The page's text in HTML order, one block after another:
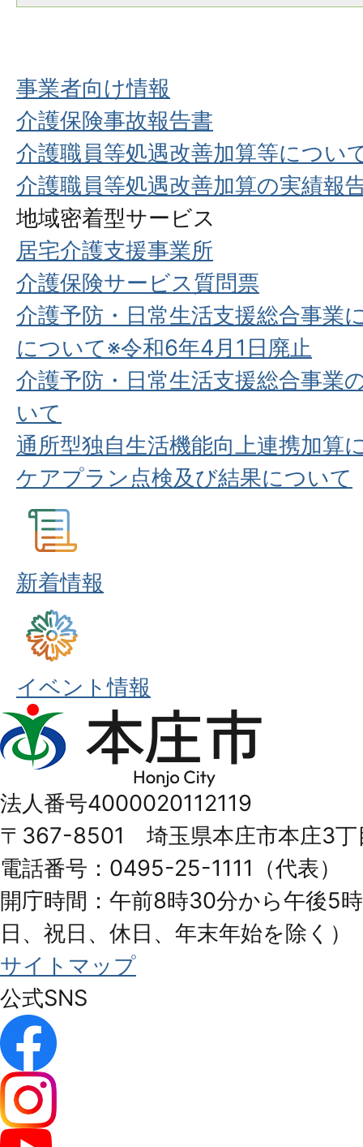
事業者向け情報
介護保険事故報告書
介護職員等処遇改善加算等につい
介護職員等処遇改善加算の実績報
地域密着型サービス
居宅介護支援事業所
介護保険サービス質問票
介護予防・日常生活支援総合事業
について※令和6年4月1日廃止
介護予防・日常生活支援総合事業
いて
通所型独自生活機能向上連携加算
ケアプラン点検及び結果について
新着情報
イベント情報
本
庄
Honjo
City
法人番号4000020112119
〒367-8501 埼玉県本庄市本庄3丁
電話番号：0495-25-1111（代表）
開庁時間：午前8時30分から午後5
日、祝日、休日、年末年始を除く）
サイトマップ
公式SNS